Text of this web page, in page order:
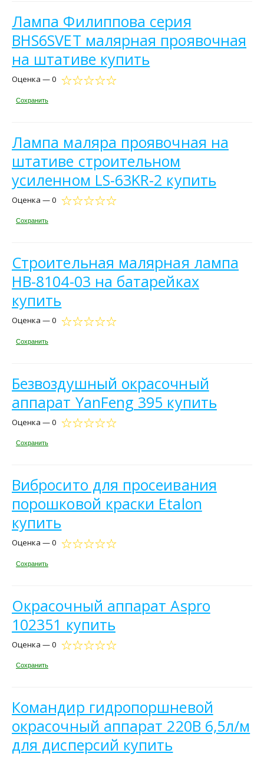
Лампа Филиппова серия
BHS6SVET малярная проявочная
на штативе купить
Оценка — 0
Сохранить
Лампа маляра проявочная на
штативе строительном
усиленном LS-63KR-2 купить
Оценка — 0
Сохранить
Строительная малярная лампа
HB-8104-03 на батарейках
купить
Оценка — 0
Сохранить
Безвоздушный окрасочный
аппарат YanFeng 395 купить
Оценка — 0
Сохранить
Вибросито для просеивания
порошковой краски Etalon
купить
Оценка — 0
Сохранить
Окрасочный аппарат Aspro
102351 купить
Оценка — 0
Сохранить
Командир гидропоршневой
окрасочный аппарат 220В 6,5л/м
для дисперсий купить